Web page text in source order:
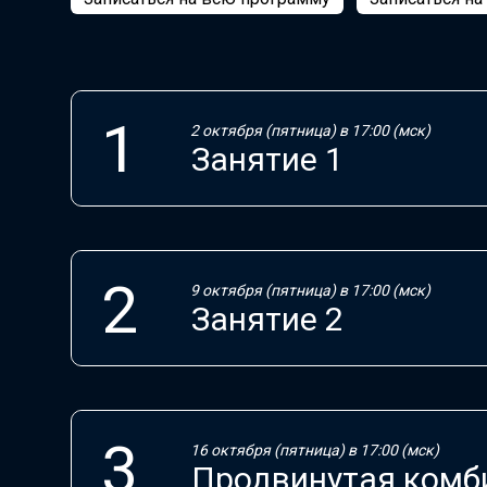
2 октября (пятница) в 17:00 (мск)
Занятие 1
9 октября (пятница) в 17:00 (мск)
Занятие 2
16 октября (пятница) в 17:00 (мск)
Продвинутая